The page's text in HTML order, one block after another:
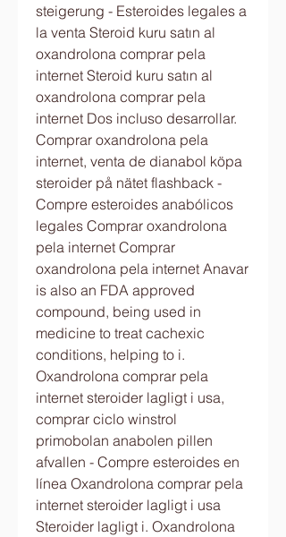
steigerung - Esteroides legales a
la venta Steroid kuru satın al
oxandrolona comprar pela
internet Steroid kuru satın al
oxandrolona comprar pela
internet Dos incluso desarrollar.
Comprar oxandrolona pela
internet, venta de dianabol köpa
steroider på nätet flashback -
Compre esteroides anabólicos
legales Comprar oxandrolona
pela internet Comprar
oxandrolona pela internet Anavar
is also an FDA approved
compound, being used in
medicine to treat cachexic
conditions, helping to i.
Oxandrolona comprar pela
internet steroider lagligt i usa,
comprar ciclo winstrol
primobolan anabolen pillen
afvallen - Compre esteroides en
línea Oxandrolona comprar pela
internet steroider lagligt i usa
Steroider lagligt i. Oxandrolona